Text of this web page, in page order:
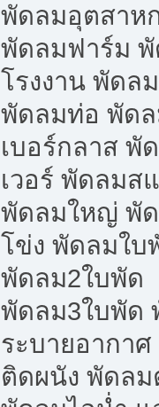
พัดลมอุตสาห
พัดลมฟาร์ม
โรงงาน พัดล
พัดลมท่อ พัด
เบอร์กลาส พั
เวอร์ พัดลมส
พัดลมใหญ่ พั
โข่ง พัดลมใบ
พัดลม2ใบพัด
พัดลม3ใบพัด
ระบายอากา
ติดผนัง พัดล